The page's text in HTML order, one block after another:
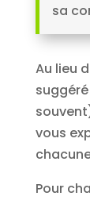
sa
Au lieu
vous
Pour